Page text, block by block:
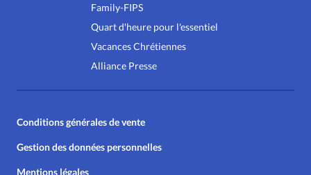
Family-FIPS
Quart d'heure pour l'essentiel
Vacances Chrétiennes
Alliance Presse
Conditions générales de vente
Gestion des données personnelles
Mentions légales